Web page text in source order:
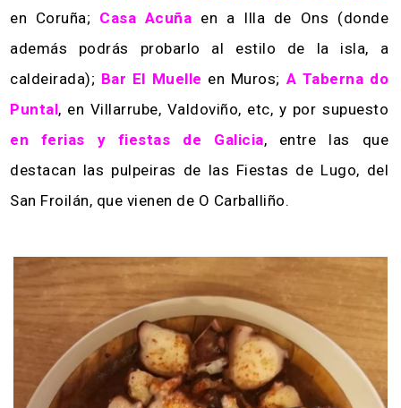
en Coruña; Casa Acuña en a Illa de Ons (donde
además podrás probarlo al estilo de la isla, a
caldeirada); Bar El Muelle en Muros; A Taberna do
Puntal, en Villarrube, Valdoviño, etc, y por supuesto
en ferias y fiestas de Galicia, entre las que
destacan las pulpeiras de las Fiestas de Lugo, del
San Froilán, que vienen de O Carballiño.